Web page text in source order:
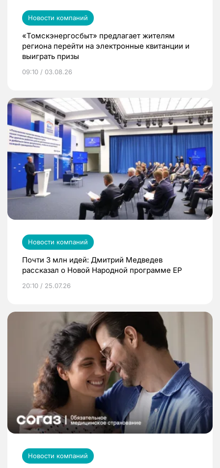
Новости компаний
«Томскэнергосбыт» предлагает жителям
региона перейти на электронные квитанции и
выиграть призы
09:10 / 03.08.26
Новости компаний
Почти 3 млн идей: Дмитрий Медведев
рассказал о Новой Народной программе ЕР
20:10 / 25.07.26
Новости компаний